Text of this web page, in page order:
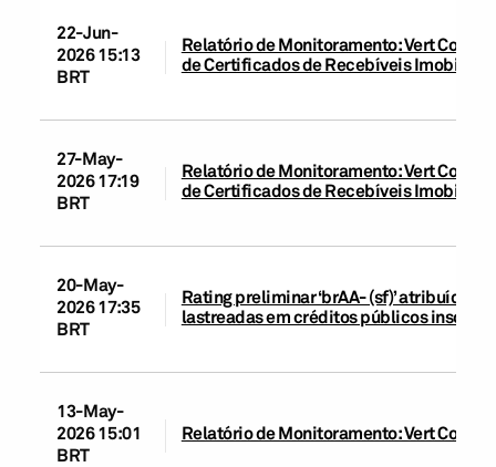
22-Jun-
2026 15:13
BRT
Relatório de Monitoramento: Vert
de Certificados de Recebíveis
27-May-
2026 17:19
BRT
Relatório de Monitoramento: Vert
de Certificados de Recebíveis
20-May-
2026 17:35
BRT
Rating preliminar ‘brAA- (sf)’ atribuído à
lastreadas em créditos públicos
13-May-
2026 15:01
BRT
Relatório de Monitoramento: Vert